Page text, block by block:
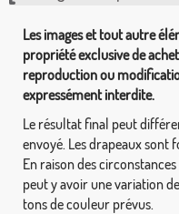
Les images et tout autre
propriété exclusive de
reproduction ou
expressément interdite.
Le résultat final peut
envoyé. Les drapeaux sont
En raison des
peut y avoir une variation
tons de couleur prévus.